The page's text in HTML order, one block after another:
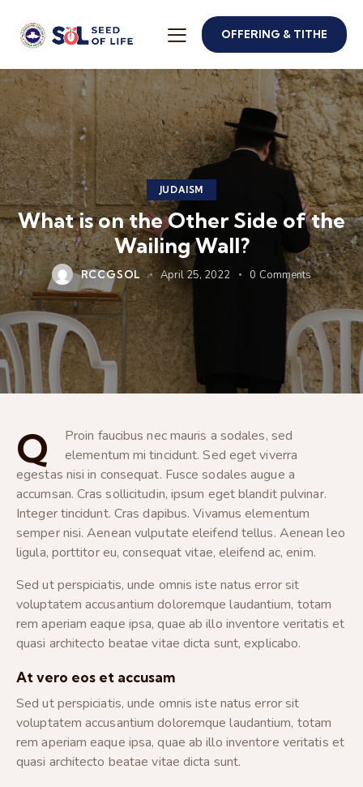
OFFERING & TITHE
JUDAISM
What is on the Other Side of the
Wailing Wall?
RCCGSOL April 25, 2022 0 Comments
Q
Proin faucibus nec mauris a sodales, sed
elementum mi tincidunt. Sed eget viverra
egestas nisi in consequat. Fusce sodales augue a
accumsan. Cras sollicitudin, ipsum eget blandit pulvinar.
Integer tincidunt. Cras dapibus. Vivamus elementum
semper nisi. Aenean vulputate eleifend tellus. Aenean leo
ligula, porttitor eu, consequat vitae, eleifend ac, enim.
Sed ut perspiciatis, unde omnis iste natus error sit
voluptatem accusantium doloremque laudantium, totam
rem aperiam eaque ipsa, quae ab illo inventore veritatis et
quasi architecto beatae vitae dicta sunt, explicabo.
At vero eos et accusam
Sed ut perspiciatis, unde omnis iste natus error sit
voluptatem accusantium doloremque laudantium, totam
rem aperiam eaque ipsa, quae ab illo inventore veritatis et
quasi architecto beatae vitae dicta sunt.